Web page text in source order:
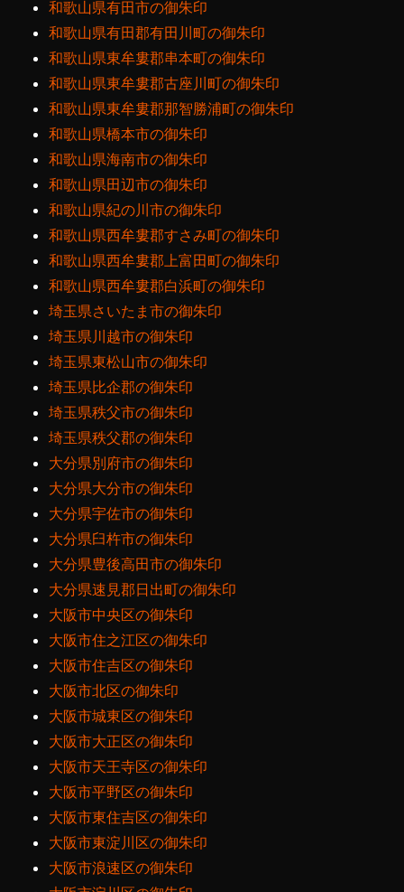
和歌山県有田市の御朱印
和歌山県有田郡有田川町の御朱印
和歌山県東牟婁郡串本町の御朱印
和歌山県東牟婁郡古座川町の御朱印
和歌山県東牟婁郡那智勝浦町の御朱印
和歌山県橋本市の御朱印
和歌山県海南市の御朱印
和歌山県田辺市の御朱印
和歌山県紀の川市の御朱印
和歌山県西牟婁郡すさみ町の御朱印
和歌山県西牟婁郡上富田町の御朱印
和歌山県西牟婁郡白浜町の御朱印
埼玉県さいたま市の御朱印
埼玉県川越市の御朱印
埼玉県東松山市の御朱印
埼玉県比企郡の御朱印
埼玉県秩父市の御朱印
埼玉県秩父郡の御朱印
大分県別府市の御朱印
大分県大分市の御朱印
大分県宇佐市の御朱印
大分県臼杵市の御朱印
大分県豊後高田市の御朱印
大分県速見郡日出町の御朱印
大阪市中央区の御朱印
大阪市住之江区の御朱印
大阪市住吉区の御朱印
大阪市北区の御朱印
大阪市城東区の御朱印
大阪市大正区の御朱印
大阪市天王寺区の御朱印
大阪市平野区の御朱印
大阪市東住吉区の御朱印
大阪市東淀川区の御朱印
大阪市浪速区の御朱印